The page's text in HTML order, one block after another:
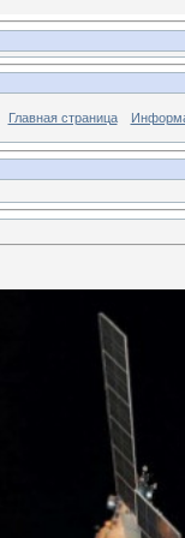
Главная страница